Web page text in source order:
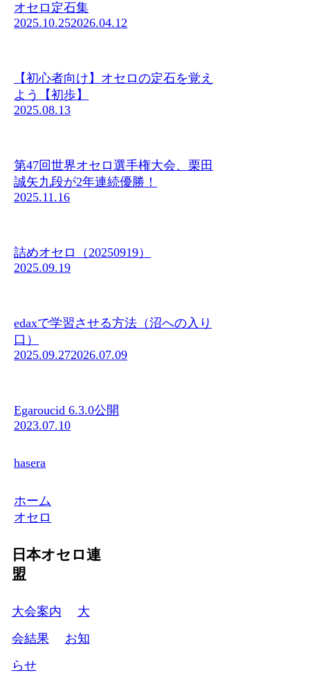
オセロ定石集
2025.10.252026.04.12
【初心者向け】オセロの定石を覚え
よう【初歩】
2025.08.13
第47回世界オセロ選手権大会、栗田
誠矢九段が2年連続優勝！
2025.11.16
詰めオセロ（20250919）
2025.09.19
edaxで学習させる方法（沼への入り
口）
2025.09.272026.07.09
Egaroucid 6.3.0公開
2023.07.10
hasera
ホーム
オセロ
日本オセロ連
盟
大会案内
大
会結果
お知
らせ